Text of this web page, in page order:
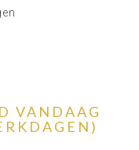
VANDAAG